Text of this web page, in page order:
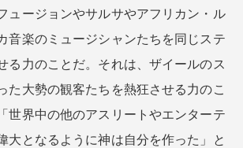
ュージョンやサルサやアフリカン・ル
音楽のミュージシャンたちを同じステ
る力のことだ。それは、ザイールのス
た大勢の観客たちを熱狂させる力のこ
世界中の他のアスリートやエンターテ
大となるように神は自分を作った」と